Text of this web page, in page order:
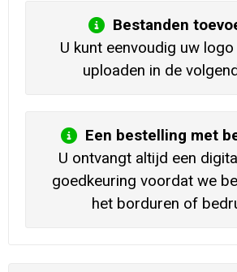
Bestanden
U kunt eenvoudig uw
uploaden in de
Een bestelling met
U ontvangt altijd een
goedkeuring voordat we
het borduren of